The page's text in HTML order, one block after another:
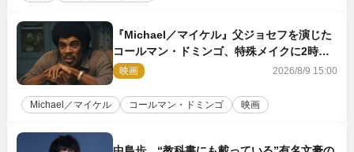
『Michael／マイケル』父ジョセフを演じた
コールマン・ドミンゴ、特殊メイクに2時間
半かかっていた
映画 2026/8/9 15:00
Michael／マイケル コールマン・ドミンゴ 映画